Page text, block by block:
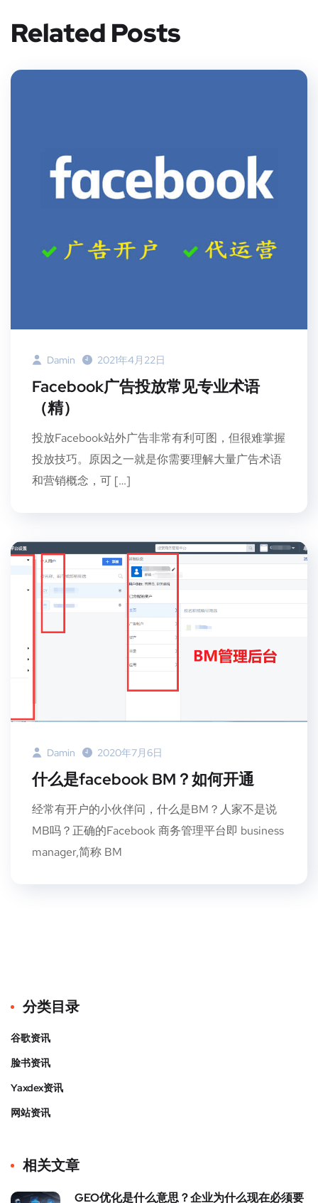
Related Posts
Damin 2021年4月22日
Facebook广告投放常见专业术语
（精）
投放Facebook站外广告非常有利可图，但很难掌握
投放技巧。原因之一就是你需要理解大量广告术语
和营销概念，可 […]
Damin 2020年7月6日
什么是facebook BM？如何开通
经常有开户的小伙伴问，什么是BM？人家不是说
MB吗？正确的Facebook 商务管理平台即 business
manager,简称 BM
分类目录
谷歌资讯
脸书资讯
Yaxdex资讯
网站资讯
相关文章
GEO优化是什么意思？企业为什么现在必须要